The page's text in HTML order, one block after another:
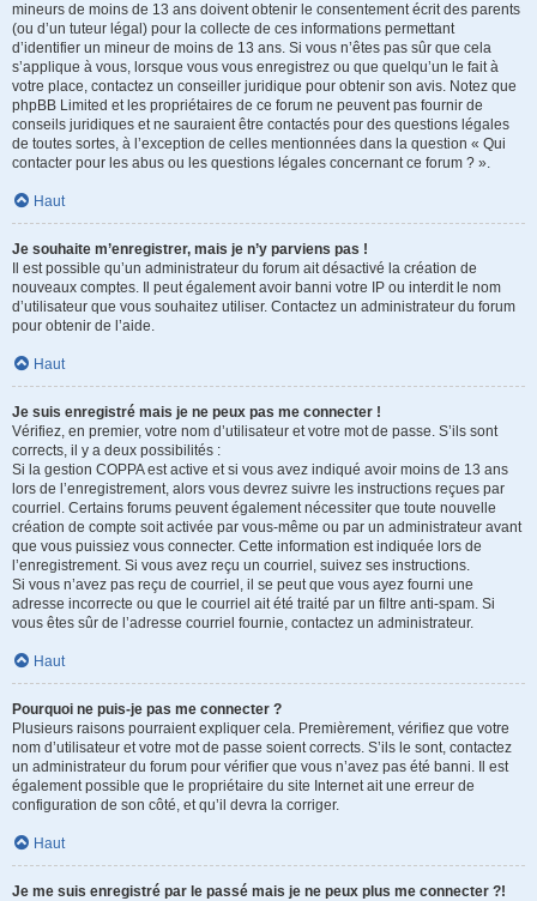
mineurs de moins de 13 ans doivent obtenir le consentement écrit des parents
(ou d’un tuteur légal) pour la collecte de ces informations permettant
d’identifier un mineur de moins de 13 ans. Si vous n’êtes pas sûr que cela
s’applique à vous, lorsque vous vous enregistrez ou que quelqu’un le fait à
votre place, contactez un conseiller juridique pour obtenir son avis. Notez que
phpBB Limited et les propriétaires de ce forum ne peuvent pas fournir de
conseils juridiques et ne sauraient être contactés pour des questions légales
de toutes sortes, à l’exception de celles mentionnées dans la question « Qui
contacter pour les abus ou les questions légales concernant ce forum ? ».
Haut
Je souhaite m’enregistrer, mais je n’y parviens pas !
Il est possible qu’un administrateur du forum ait désactivé la création de
nouveaux comptes. Il peut également avoir banni votre IP ou interdit le nom
d’utilisateur que vous souhaitez utiliser. Contactez un administrateur du forum
pour obtenir de l’aide.
Haut
Je suis enregistré mais je ne peux pas me connecter !
Vérifiez, en premier, votre nom d’utilisateur et votre mot de passe. S’ils sont
corrects, il y a deux possibilités :
Si la gestion COPPA est active et si vous avez indiqué avoir moins de 13 ans
lors de l’enregistrement, alors vous devrez suivre les instructions reçues par
courriel. Certains forums peuvent également nécessiter que toute nouvelle
création de compte soit activée par vous-même ou par un administrateur avant
que vous puissiez vous connecter. Cette information est indiquée lors de
l’enregistrement. Si vous avez reçu un courriel, suivez ses instructions.
Si vous n’avez pas reçu de courriel, il se peut que vous ayez fourni une
adresse incorrecte ou que le courriel ait été traité par un filtre anti-spam. Si
vous êtes sûr de l’adresse courriel fournie, contactez un administrateur.
Haut
Pourquoi ne puis-je pas me connecter ?
Plusieurs raisons pourraient expliquer cela. Premièrement, vérifiez que votre
nom d’utilisateur et votre mot de passe soient corrects. S’ils le sont, contactez
un administrateur du forum pour vérifier que vous n’avez pas été banni. Il est
également possible que le propriétaire du site Internet ait une erreur de
configuration de son côté, et qu’il devra la corriger.
Haut
Je me suis enregistré par le passé mais je ne peux plus me connecter ?!